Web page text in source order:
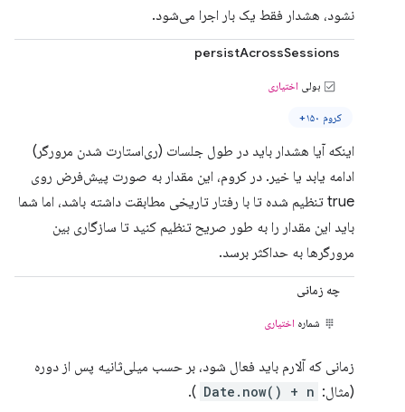
نشود، هشدار فقط یک بار اجرا می‌شود.
persistAcrossSessions
بولی اختیاری
کروم ۱۵۰+
اینکه آیا هشدار باید در طول جلسات (ری‌استارت شدن مرورگر)
ادامه یابد یا خیر. در کروم، این مقدار به صورت پیش‌فرض روی
true تنظیم شده تا با رفتار تاریخی مطابقت داشته باشد، اما شما
باید این مقدار را به طور صریح تنظیم کنید تا سازگاری بین
مرورگرها به حداکثر برسد.
چه زمانی
شماره اختیاری
زمانی که آلارم باید فعال شود، بر حسب میلی‌ثانیه پس از دوره
(مثال: Date.now() + n
).